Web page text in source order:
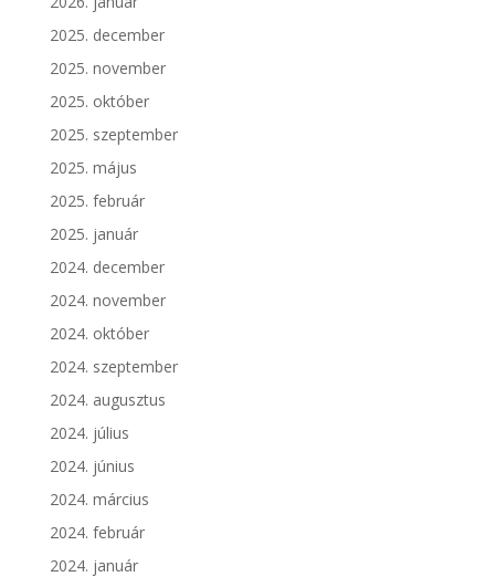
2025. december
2025. november
2025. október
2025. szeptember
2025. május
2025. február
2025. január
2024. december
2024. november
2024. október
2024. szeptember
2024. augusztus
2024. július
2024. június
2024. március
2024. február
2024. január